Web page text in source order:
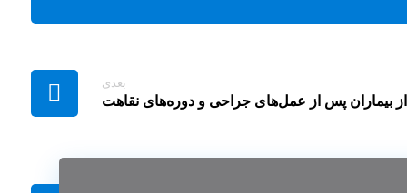
بعدی
بیماران پس از عمل‌های جراحی و دوره‌های نقاهت